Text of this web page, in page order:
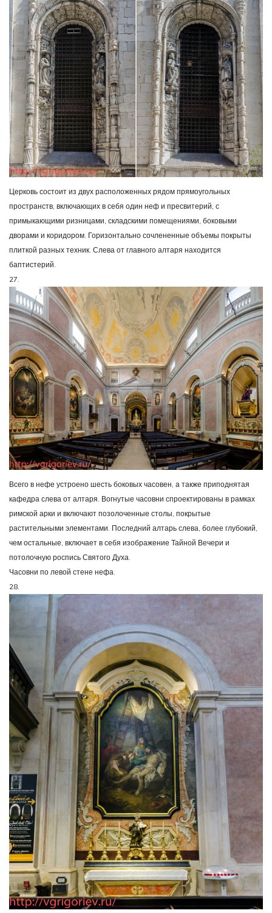
Церковь состоит из двух расположенных рядом прямоугольных
пространств, включающих в себя один неф и пресвитерий, с
примыкающими ризницами, складскими помещениями, боковыми
дворами и коридором. Горизонтально сочлененные объемы покрыты
плиткой разных техник. Слева от главного алтаря находится
баптистерий.
27.
Всего в нефе устроено шесть боковых часовен, а также приподнятая
кафедра слева от алтаря. Вогнутые часовни спроектированы в рамках
римской арки и включают позолоченные столы, покрытые
растительными элементами. Последний алтарь слева, более глубокий,
чем остальные, включает в себя изображение Тайной Вечери и
потолочную роспись Святого Духа.
Часовни по левой стене нефа.
28.